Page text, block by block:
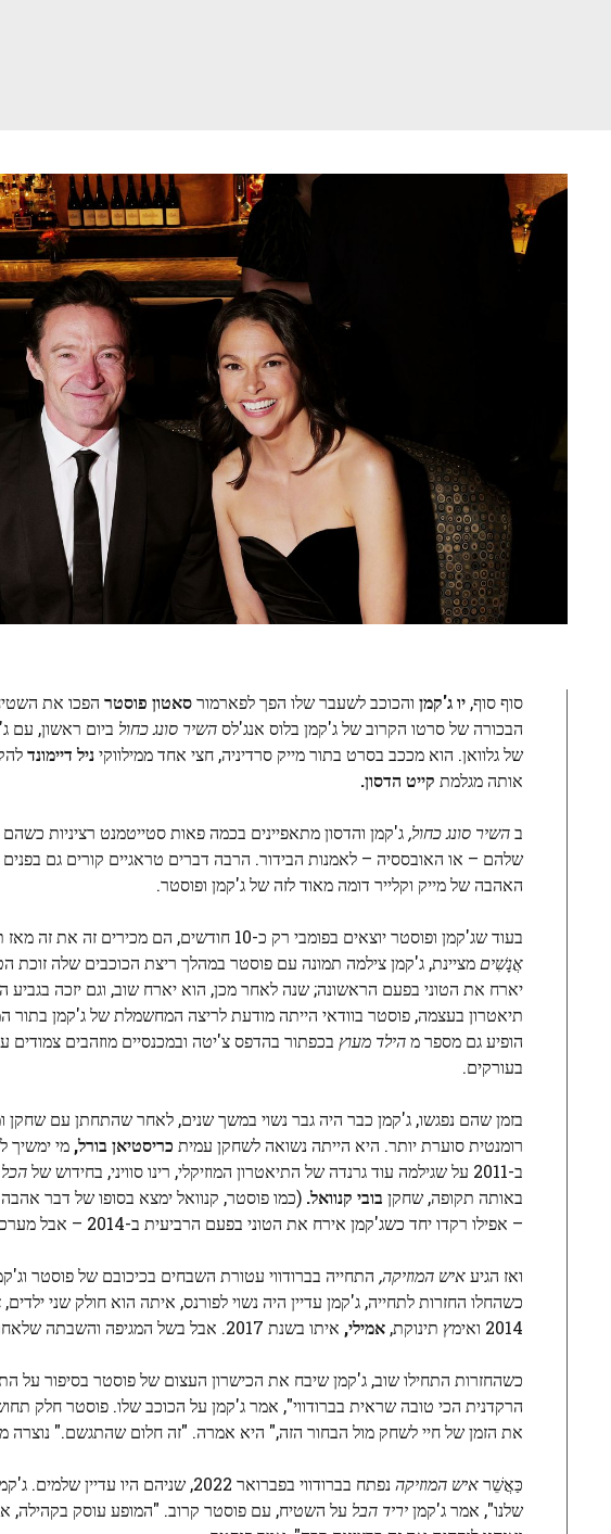
סוף סוף, יו ג'קמן והכוכב לשעבר שלו הפך לפארמורסאטון פוסטר הפכו את
הבכורה של סרטו הקרוב של ג'קמן בלוס אנג'לסהשיר סונג כחול
של גלוואן. הוא מככב בסרט בתור מייק סרדיניה, חצי אחד ממילווקיניל דיימונד
אותה מגלמת קייט הדסון.
בהשיר סונג כחול, ג'קמן והדסון מתאפיינים בכמה פאות סטייטמנט רציניות
שלהם – או האובססיה – לאמנות הבידור. הרבה דברים טראגיים קורים גם בפנים
האהבה של מייק וקלייר דומה מאוד לזה של ג'קמן ופוסטר.
בעוד שג'קמן ופוסטר יוצאים בפומבי רק כ-10 חודשים, הם מכירים זה את זה מאז תחילת שנות ה-2000. שניהם חברים בקהילת ברודווי הגדולה יותר; כְּמוֹ
אֲנָשִׁים מציינת, ג'קמן צילמה תמונה עם פוסטר במהלך ריצת הכוכבים שלה זוכת
יארח את הטוני בפעם הראשונה; שנה לאחר מכן, הוא יארח שוב, וגם יזכה בגביע
תיאטרון בעצמה, פוסטר בוודאי הייתה מודעת לריצה המחשמלת של ג'קמן
הופיע גם מספר מהילד מעוץ בכפתור בהדפס צ'יטה ובמכנסיים מוזהבים
בעורקים.
בזמן שהם נפגשו, ג'קמן כבר היה גבר נשוי במשך שנים, לאחר שהתחתן עם שחקן
רומנטית סוערת יותר. היא הייתה נשואה לשחקן עמית כריסטיאן בורל,
ב-2011 על שגילמה עוד גרנדה של התיאטרון המוזיקלי, רינו סוויני, בחידוש של
באותה תקופה, שחקן בובי קנוואל. (כמו פוסטר, קנוואל ימצא בסופו של דבר
– אפילו רקדו יחד כשג'קמן אירח את הטוני בפעם הרביעית ב-2014 – אבל מערכת היחסים ביניהם לא הייתה רומנטית.
ואז הגיעאיש המוזיקה,
כשהחלו החזרות לתחייה, ג'קמן עדיין היה נשוי לפורנס, איתה הוא חולק שני ילדים,
2014 ואימץ תינוקת,
אמילי, איתו בשנת 2017. אבל בשל המגיפה והשבתה שלאחר מכן בברודווי, התחייה הופסקה עד 2022.
כשהחזרות התחילו שוב, ג'קמן שיבח את הכישרון העצום של פוסטר בסיפור על
הרקדנית הכי טובה שראית בברודווי", אמר ג'קמן על הכוכב שלו. פוסטר חלק
את הזמן של חיי לשחק מול הבחור הזה," היא אמרה. "זה חלום שהתגשם." נוצרה
כַּאֲשֵׁראיש המוזיקה
נפתח בברודווי בפברואר 2022,
שלנו", אמר ג'קמןיריד הבל על השטיח, עם פוסטר קרוב. "המופע עוסק בקהילה,